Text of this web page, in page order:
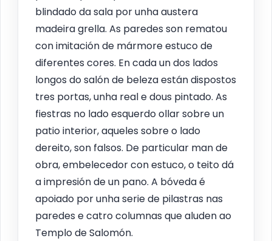
blindado da sala por unha austera
madeira grella. As paredes son rematou
con imitación de mármore estuco de
diferentes cores. En cada un dos lados
longos do salón de beleza están dispostos
tres portas, unha real e dous pintado. As
fiestras no lado esquerdo ollar sobre un
patio interior, aqueles sobre o lado
dereito, son falsos. De particular man de
obra, embelecedor con estuco, o teito dá
a impresión de un pano. A bóveda é
apoiado por unha serie de pilastras nas
paredes e catro columnas que aluden ao
Templo de Salomón.